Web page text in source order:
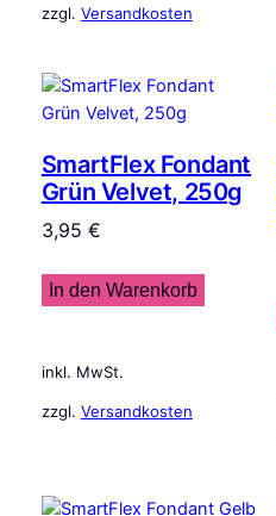
zzgl. Versandkosten
SmartFlex Fondant
Grün Velvet, 250g
3,95 €
In den Warenkorb
inkl. MwSt.
zzgl. Versandkosten